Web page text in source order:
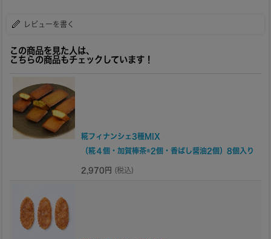
レビューを書く
この商品を見た人は、
こちらの商品もチェックしています！
糀フィナンシェ3種MIX
（糀４個・加賀棒茶®2個・香ばし醤油2個）8個入り
2,970円 (税込)